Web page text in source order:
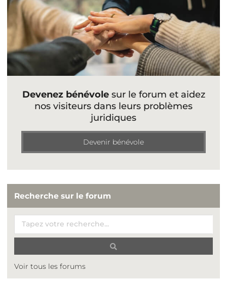
Devenez bénévolesur le forum et aidez
nos visiteurs dans leurs problèmes
juridiques
Devenir bénévole
Recherche sur le forum
Voir tous les forums